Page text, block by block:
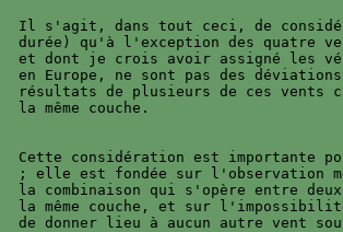
Il s'agit, dans tout ceci, de
durée) qu'à l'exception des quatre
et dont je crois avoir assigné les
en Europe, ne sont pas des
résultats de plusieurs de ces vents
la même couche.
Cette considération est importante
; elle est fondée sur l'observation
la combinaison qui s'opère entre
la même couche, et sur
de donner lieu à aucun autre vent